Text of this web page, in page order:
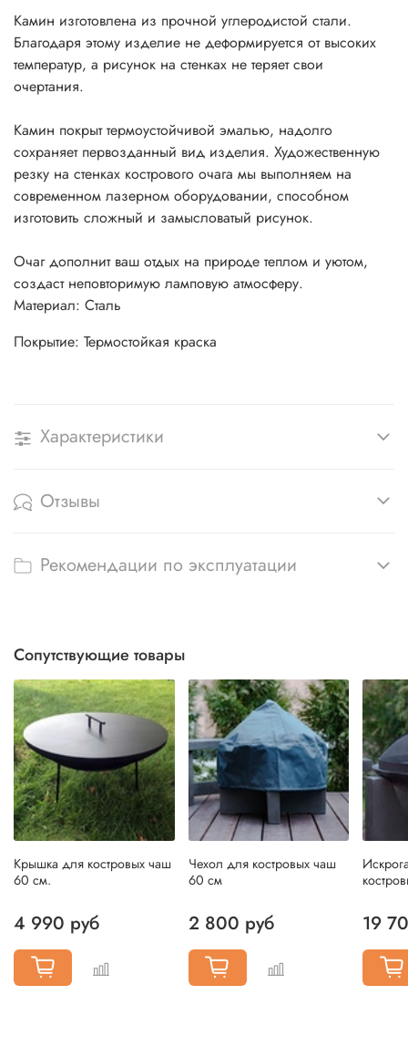
Камин изготовлена из прочной углеродистой стали.
Благодаря этому изделие не деформируется от высоких
температур, а рисунок на стенках не теряет свои
очертания.
Камин покрыт термоустойчивой эмалью, надолго
сохраняет первозданный вид изделия. Художественную
резку на стенках кострового очага мы выполняем на
современном лазерном оборудовании, способном
изготовить сложный и замысловатый рисунок.
Очаг дополнит ваш отдых на природе теплом и уютом,
создаст неповторимую ламповую атмосферу.
Материал: Сталь
Покрытие: Термостойкая краска
Характеристики
Отзывы
Рекомендации по эксплуатации
Сопутствующие товары
Крышка для костровых чаш
60 см.
4 990 руб
Чехол для костровых чаш
60 см
2 800 руб 19